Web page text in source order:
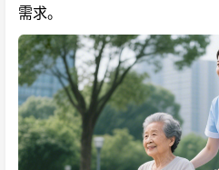
需求。